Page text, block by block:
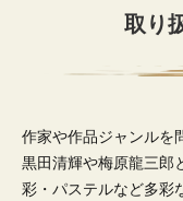
取り
作家や作品ジャンルを
黒田清輝や梅原龍三郎
彩・パステルなど多彩